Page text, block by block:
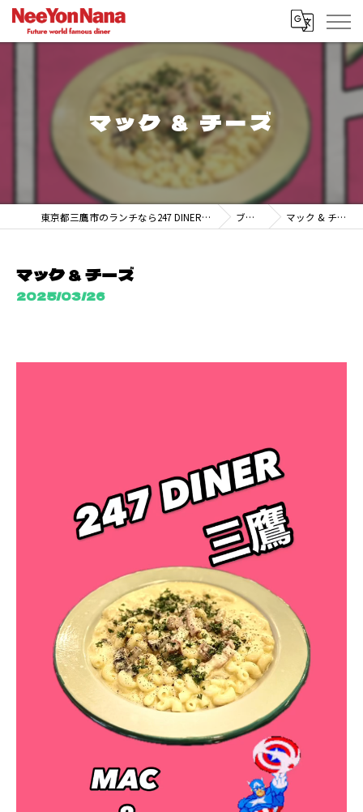
マック & チーズ
東京都三鷹市のランチなら247 DINER MITAKA ブログ マック & チーズ
マック & チーズ
2025/03/26